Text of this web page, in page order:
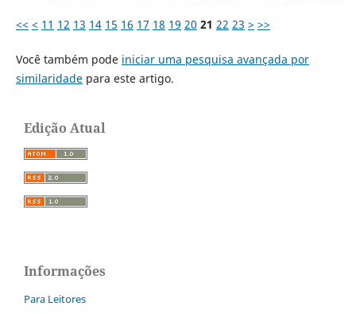
<< < 11 12 13 14 15 16 17 18 19 20 21 22 23 > >>
Você também pode iniciar uma pesquisa avançada por
similaridadepara este artigo.
Edição Atual
Informações
Para Leitores